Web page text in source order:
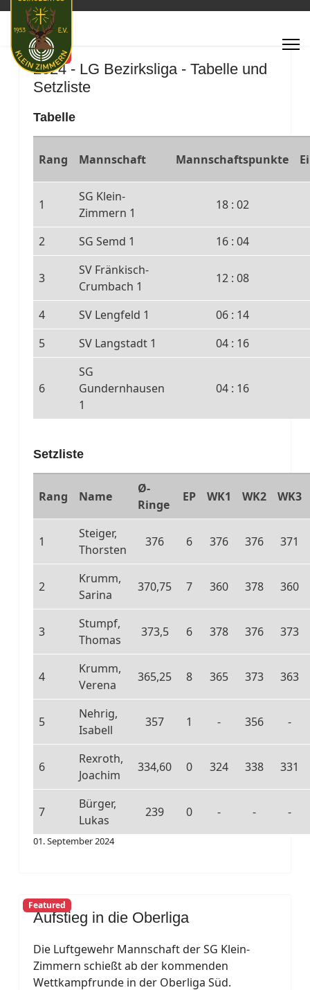
Featured
2024 - LG Bezirksliga - Tabelle und
Setzliste
Tabelle
Rang Mannschaft Mannschaftspunkte
1
SG Klein-
Zimmern 1
18 : 02
2 SG Semd 1 16 : 04
3
SV Fränkisch-
Crumbach 1
12 : 08
4 SV Lengfeld 1
06 : 14
5
SV Langstadt 1 04 : 16
6
SG
Gundernhausen
1
04 : 16
Setzliste
Rang Name
Ø-
Ringe
EP WK1 WK2 WK3
1
Steiger,
Thorsten
376 6 376 376 371
2
Krumm,
Sarina
370,75 7 360 378 360
3
Stumpf,
Thomas
373,5 6 378 376 373
4
Krumm,
Verena
365,25 8 365 373 363
5
Nehrig,
Isabell
357 1 - 356 -
6
Rexroth,
Joachim
334,60 0 324 338 331
7
Bürger,
Lukas
239 0 - - -
01. September 2024
Featured
Aufstieg in die Oberliga
Die Luftgewehr Mannschaft der SG Klein-
Zimmern schießt ab der kommenden
Wettkampfrunde in der Oberliga Süd.